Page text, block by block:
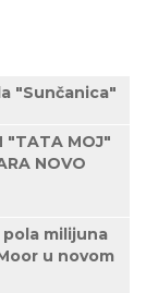
"Sunčanica"
"TATA MOJ"
NOVO
pola milijuna
u novom